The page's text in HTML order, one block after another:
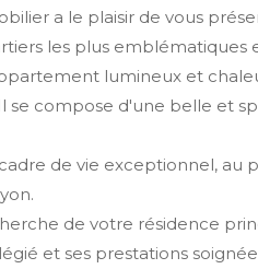
a le plaisir de vous
les plus emblématiques
lumineux et
compose d'une belle et
de vie exceptionnel,
de votre résidence
et ses prestations